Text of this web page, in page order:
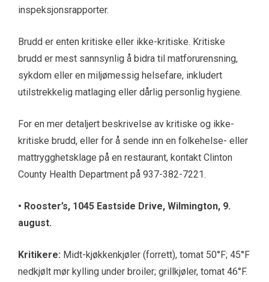
inspeksjonsrapporter.
Brudd er enten kritiske eller ikke-kritiske. Kritiske
brudd er mest sannsynlig å bidra til matforurensning,
sykdom eller en miljømessig helsefare, inkludert
utilstrekkelig matlaging eller dårlig personlig hygiene.
For en mer detaljert beskrivelse av kritiske og ikke-
kritiske brudd, eller for å sende inn en folkehelse- eller
mattrygghetsklage på en restaurant, kontakt Clinton
County Health Department på 937-382-7221.
• Rooster’s, 1045 Eastside Drive, Wilmington, 9.
august.
Kritikere: Midt-kjøkkenkjøler (forrett), tomat 50°F; 45°F
nedkjølt mør kylling under broiler; grillkjøler, tomat 46°F.